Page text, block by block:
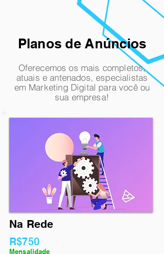
Planos de Anúncios
Oferecemos os mais completos,
atuais e antenados, especialistas
em Marketing Digital paravocêou
sua empresa!
Na Rede
R$750
Mensalidade